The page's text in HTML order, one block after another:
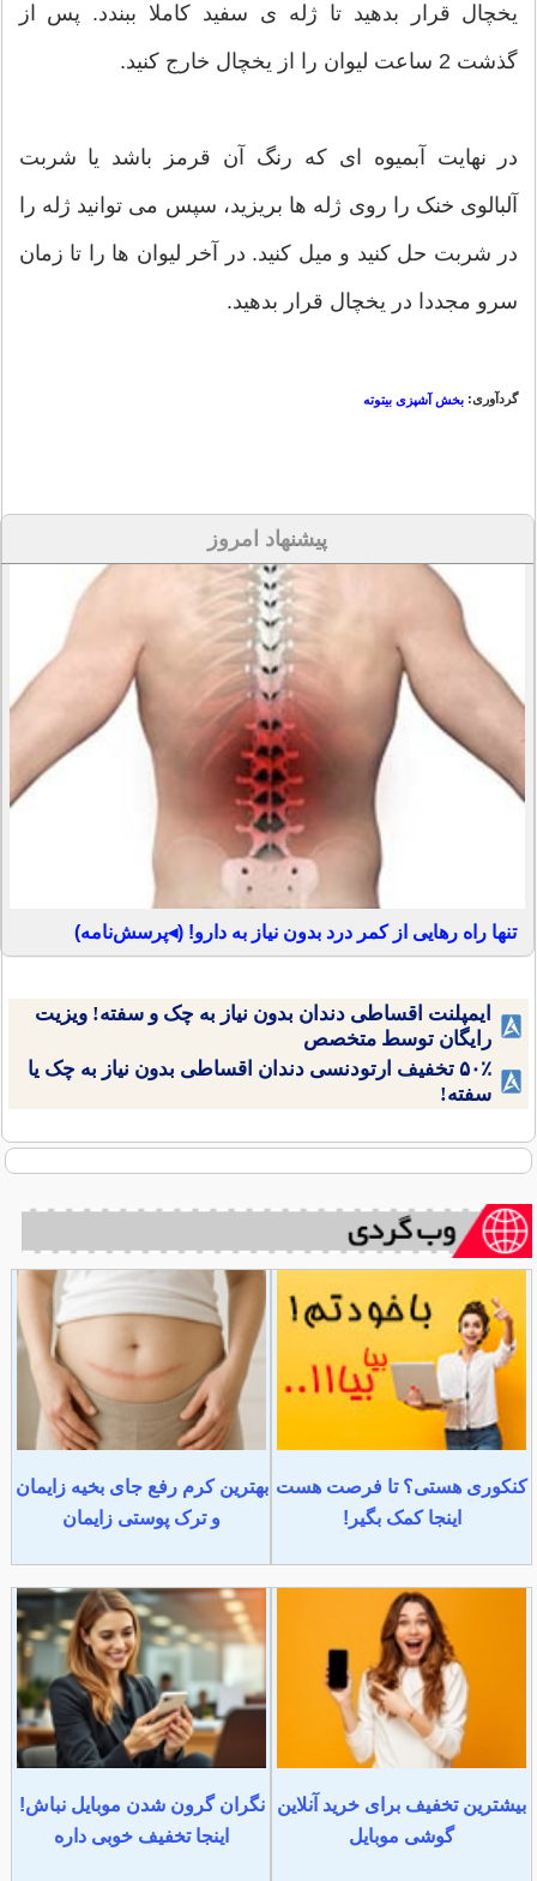
یخچال قرار بدهید تا ژله ی سفید کاملا ببندد. پس از
گذشت 2 ساعت لیوان را از یخچال خارج کنید.
در نهایت آبمیوه ای که رنگ آن قرمز باشد یا شربت
آلبالوی خنک را روی ژله ها بریزید، سپس می توانید ژله را
در شربت حل کنید و میل کنید. در آخر لیوان ها را تا زمان
سرو مجددا در یخچال قرار بدهید.
گردآوری: بخش آشپزی بیتوته
پیشنهاد امروز
تنها راه رهایی از کمر درد بدون نیاز به دارو! (◂پرسش‌نامه)
ایمپلنت اقساطی دندان بدون نیاز به چک و سفته! ویزیت
رایگان توسط متخصص
۵۰٪ تخفیف ارتودنسی دندان اقساطی بدون نیاز به چک یا
سفته!
کنکوری هستی؟ تا فرصت هست
اینجا کمک بگیر!
بهترین کرم رفع جای بخیه زایمان
و ترک پوستی زایمان
بیشترین تخفیف برای خرید آنلاین
گوشی موبایل
نگران گرون شدن موبایل نباش!
اینجا تخفیف خوبی داره